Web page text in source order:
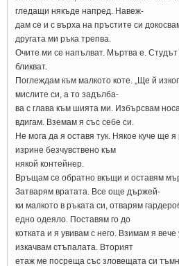
гледащи някъде напред. Навеж-
дам се и с върха на пръстите си
другата ми ръка трепва.
Очите ми се напълват. Мъртва е.
бликват.
Поглеждам към малкото коте. „Ще й
мислите си, а то задълба-
ва с глава към шията ми. Избърсвам
вдигам. Вземам я със себе си.
Не мога да я оставя тук. Някое куче ще
изрине безчувствено към
някой контейнер.
Връщам се обратно вкъщи и оставям
Затварям вратата. Все още държей-
ки малкото в ръката си, отварям
едно одеяло. Поставям го до
котката и я увивам с него. Взимам я
изкачвам стъпалата. Вторият
етаж ме посреща със зловещата си